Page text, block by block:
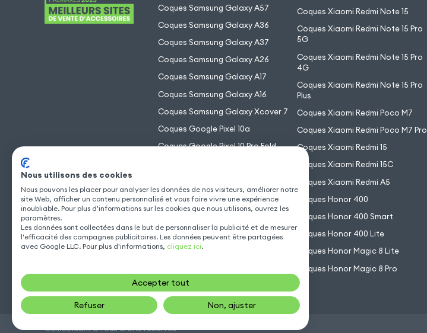
Coques Samsung Galaxy A57
Coques Samsung Galaxy A36
Coques Samsung Galaxy A37
Coques Samsung Galaxy A26
Coques Samsung Galaxy A17
Coques Samsung Galaxy A16
Coques Samsung Galaxy Xcover 7
Coques Google Pixel 10a
Coques Google Pixel 10 Pro Fold
Coques Google Pixel 10
Coques Xiaomi Redmi Note 15
Coques Xiaomi Redmi Note 15 Pro
5G
Coques Xiaomi Redmi Note 15 Pro
4G
Coques Xiaomi Redmi Note 15 Pro
Plus
Coques Xiaomi Redmi Poco M7
Coques Xiaomi Redmi Poco M7 Pro
Coques Xiaomi Redmi 15
Coques Xiaomi Redmi 15C
Coques Xiaomi Redmi A5
Coques Honor 400
Coques Honor 400 Smart
Coques Honor 400 Lite
Coques Honor Magic 8 Lite
Coques Honor Magic 8 Pro
Gsm55.com ©Tous droits réservés
Nous utilisons des cookies
Nous pouvons les placer pour analyser les données de nos visiteurs, améliorer notre
site Web, afficher un contenu personnalisé et vous faire vivre une expérience
inoubliable. Pour plus d'informations sur les cookies que nous utilisons, ouvrez les
paramètres.
Les données sont collectées dans le but de personnaliser la publicité et de mesurer
l'efficacité des campagnes publicitaires. Les données peuvent être partagées
avec Google LLC. Pour plus d'informations, cliquez ici.
Accepter tout
Refuser Non, ajuster